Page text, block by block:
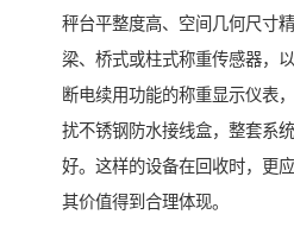
秤台平整度高、空间几何尺寸
梁、桥式或柱式称重传感器，
断电续用功能的称重显示仪表
扰不锈钢防水接线盒，整套系
好。这样的设备在回收时，更
其价值得到合理体现。